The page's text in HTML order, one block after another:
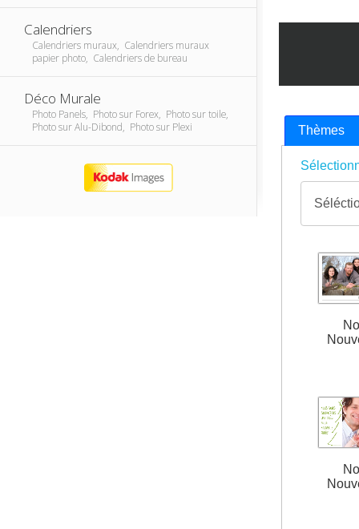
Calendriers
Calendriers muraux, Calendriers muraux
papier photo, Calendriers de bureau
Déco Murale
Photo Panels, Photo sur Forex, Photo sur toile,
Photo sur Alu-Dibond, Photo sur Plexi
Thèmes